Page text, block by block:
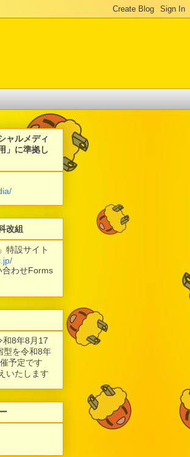
ャルメディ
」に準拠し
改組
特設サイト
合わせForms
和8年8月17
型を令和8年
予定です
いたします